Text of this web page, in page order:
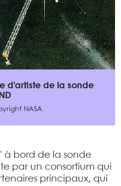
d’artiste de la sonde
NASA
à bord de la sonde
par un consortium qui
principaux, qui